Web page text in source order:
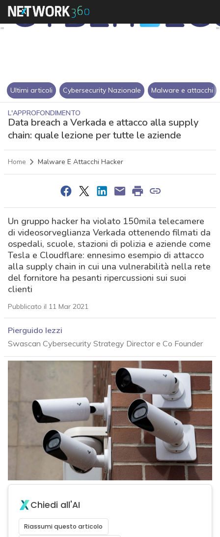
Ultimi articoli Cybersecurity Nazionale Malware e attacchi
L'APPROFONDIMENTO
Data breach a Verkada e attacco alla supply
chain: quale lezione per tutte le aziende
Home Malware E Attacchi Hacker
Un gruppo hacker ha violato 150mila telecamere
di videosorveglianza Verkada ottenendo filmati da
ospedali, scuole, stazioni di polizia e aziende come
Tesla e Cloudflare: ennesimo esempio di attacco
alla supply chain in cui una vulnerabilità nella rete
del fornitore ha pesanti ripercussioni sui suoi
clienti
Pubblicato il 11 Mar 2021
Pierguido Iezzi
Swascan Cybersecurity Strategy Director e Co Founder
Chiedi all'AI
Riassumi questo articolo